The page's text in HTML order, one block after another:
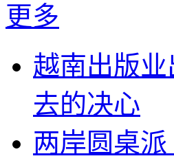
更多
越南出版
去的决心
两岸圆桌